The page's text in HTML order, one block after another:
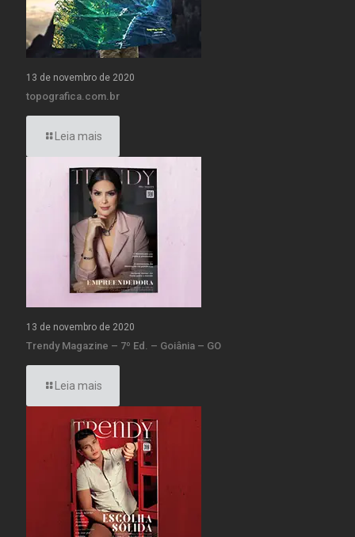
13 de novembro de 2020
topografica.com.br
Leia mais
13 de novembro de 2020
Trendy Magazine – 7º Ed. – Goiânia – GO
Leia mais